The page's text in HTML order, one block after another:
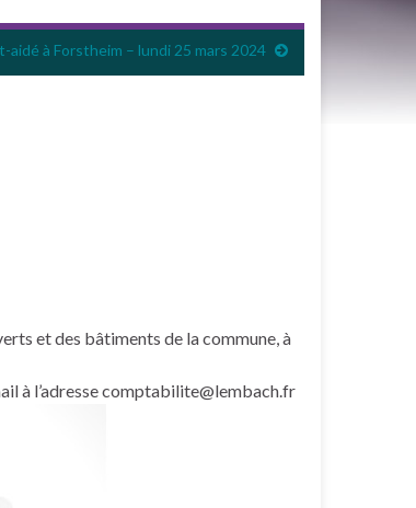
aidé à Forstheim – lundi 25 mars 2024
et des bâtiments de la commune, à
à l’adresse comptabilite@lembach.fr